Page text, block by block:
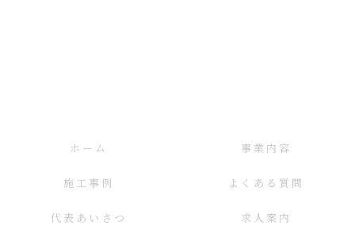
ホーム 事業内容
施工事例 よくある質問
代表あいさつ 求人案内